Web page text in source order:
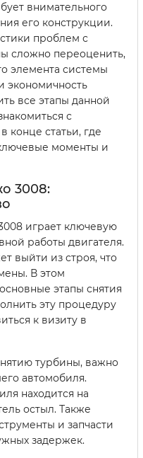
внимательного
его конструкции.
проблем с
сложно переоценить,
элемента системы
экономичность
все этапы данной
с
конце статьи, где
моменты и
3008:
играет ключевую
работы двигателя.
выйти из строя, что
В этом
этапы снятия
эту процедуру
к визиту в
турбины, важно
автомобиля.
находится на
остыл. Также
и запчасти
задержек.